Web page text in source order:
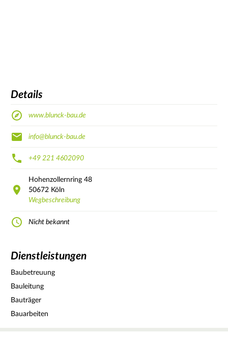
Details
www.blunck-bau.de
info@blunck-bau.de
+49 221 4602090
Hohenzollernring 48
50672 Köln
Wegbeschreibung
Nicht bekannt
Dienstleistungen
Baubetreuung
Bauleitung
Bauträger
Bauarbeiten